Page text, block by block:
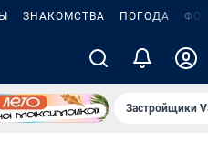
ЗНАКОМСТВА ПОГОДА
Застройщики